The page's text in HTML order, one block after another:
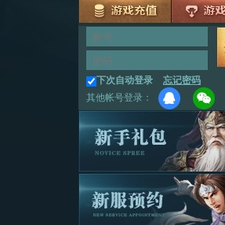
下次自动登录
忘记密码
其他帐号登录：